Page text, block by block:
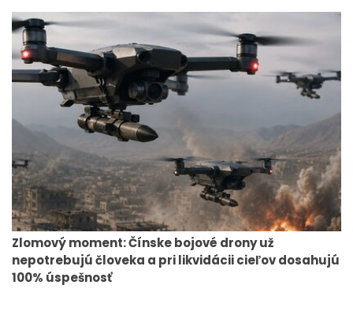
Zlomový moment: Čínske bojové drony už
nepotrebujú človeka a pri likvidácii cieľov dosahujú
100% úspešnosť